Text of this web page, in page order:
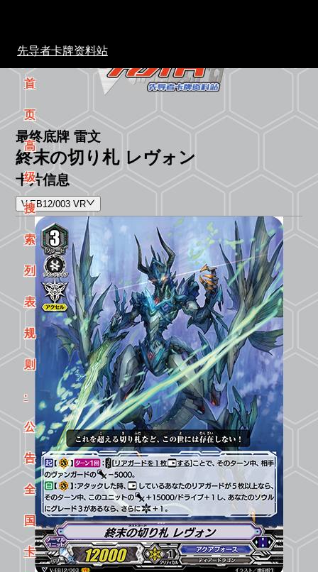
先导者卡牌资料站
首
页
高
级
搜
索
列
表
规
则
·
公
告
全
国
卡
最终底牌 雷文
終末の切り札 レヴォン
卡片信息
V-EB12/003 VR